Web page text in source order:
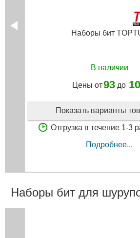
Наборы бит
В наличии
Цены от93 до
Показать варианты
Отгрузка в течение 1-3
Подробнее...
Наборы бит для